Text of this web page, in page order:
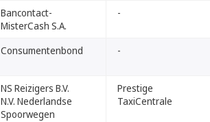
Bancontact-
MisterCash S.A.
-
Consumentenbond -
NS Reizigers B.V.
N.V. Nederlandse
Spoorwegen
Prestige
TaxiCentrale